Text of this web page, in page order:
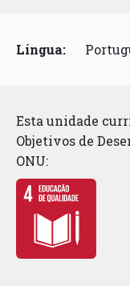
Língua:
Esta unidade
Objetivos de
ONU: